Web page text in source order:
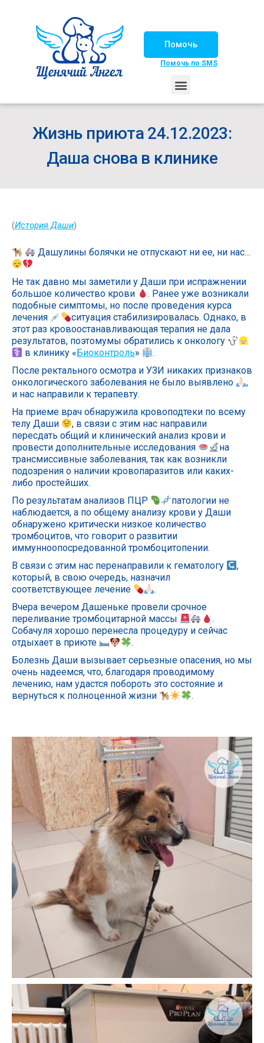
Помочь
Помочь по SMS
Жизнь приюта 24.12.2023:
Даша снова в клинике
(История Даши)
Дашулины болячки не отпускают ни ее, ни нас…
Не так давно мы заметили у Даши при испражнении
большое количество крови
. Ранее уже возникали
подобные симптомы, но после проведения курса
лечения
ситуация стабилизировалась. Однако, в
этот раз кровоостанавливающая терапия не дала
результатов, поэтомумы обратились к онкологу
в клинику «Биоконтроль»
.
После ректального осмотра и УЗИ никаких признаков
онкологического заболевания не было выявлено
,
и нас направили к терапевту.
На приеме врач обнаружила кровоподтеки по всему
телу Даши
, в связи с этим нас направили
пересдать общий и клинический анализ крови и
провести дополнительные исследования
на
трансмиссивные заболевания, так как возникли
подозрения о наличии кровопаразитов или каких-
либо простейших.
По результатам анализов ПЦР
патологии не
наблюдается, а по общему анализу крови у Даши
обнаружено критически низкое количество
тромбоцитов, что говорит о развитии
иммунноопосредованной тромбоцитопении.
В связи с этим нас перенаправили к гематологу
,
который, в свою очередь, назначил
соответствующее лечение
.
Вчера вечером Дашеньке провели срочное
переливание тромбоцитарной массы
.
Собачуля хорошо перенесла процедуру и сейчас
отдыхает в приюте
.
Болезнь Даши вызывает серьезные опасения, но мы
очень надеемся, что, благодаря проводимому
лечению, нам удастся побороть это состояние и
вернуться к полноценной жизни
.